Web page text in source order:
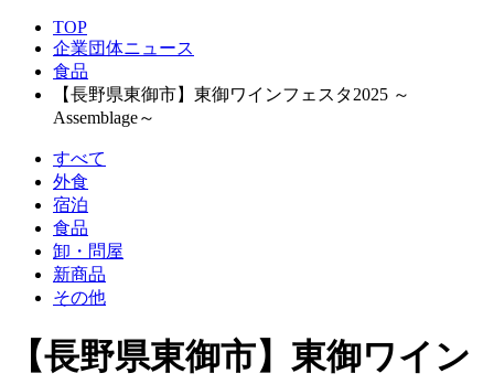
TOP
企業団体ニュース
食品
【長野県東御市】東御ワインフェスタ2025 ～
Assemblage～
すべて
外食
宿泊
食品
卸・問屋
新商品
その他
【長野県東御市】東御ワイン